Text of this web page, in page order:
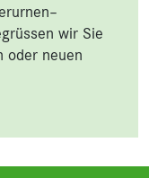
wir Sie
oder neuen